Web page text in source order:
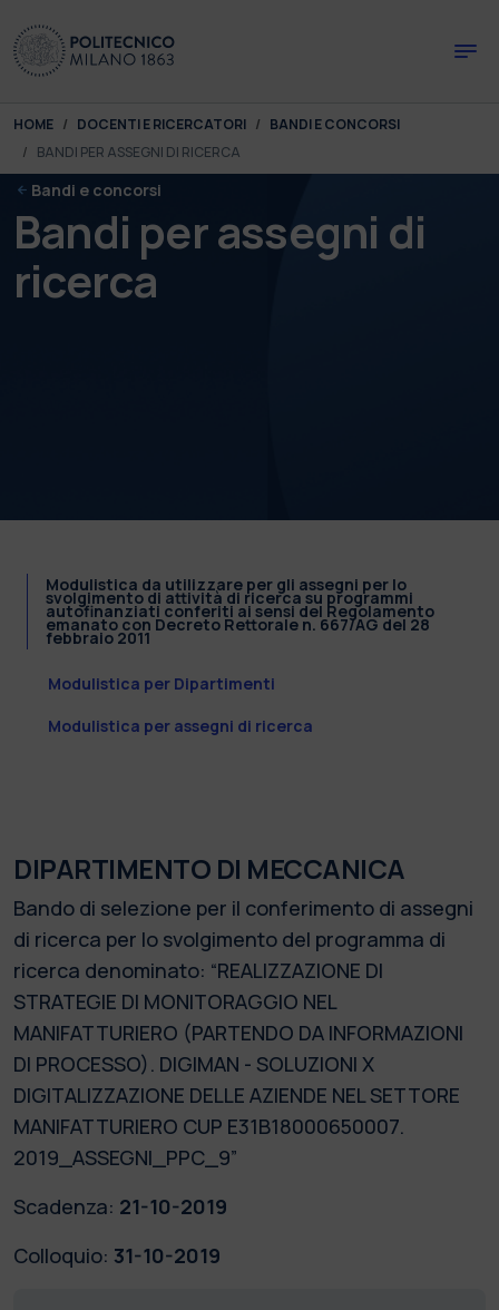
You are here:
HOME DOCENTI E RICERCATORI
BANDI E CONCORSI
BANDI PER ASSEGNI DI RICERCA
Bandi e concorsi
Bandi per assegni di
ricerca
Modulistica da utilizzare per gli assegni per lo
svolgimento di attività di ricerca su programmi
autofinanziati conferiti ai sensi del Regolamento
emanato con Decreto Rettorale n. 667/AG del 28
febbraio 2011
Modulistica per Dipartimenti
Modulistica per assegni di ricerca
DIPARTIMENTO DI MECCANICA
Bando di selezione per il conferimento di assegni
di ricerca per lo svolgimento del programma di
ricerca denominato: “REALIZZAZIONE DI
STRATEGIE DI MONITORAGGIO NEL
MANIFATTURIERO (PARTENDO DA INFORMAZIONI
DI PROCESSO). DIGIMAN - SOLUZIONI X
DIGITALIZZAZIONE DELLE AZIENDE NEL SETTORE
MANIFATTURIERO CUP E31B18000650007.
2019_ASSEGNI_PPC_9”
Scadenza: 21-10-2019
Colloquio: 31-10-2019